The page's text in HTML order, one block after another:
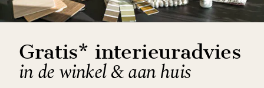
Gratis* interieuradvies
in de winkel & aan huis